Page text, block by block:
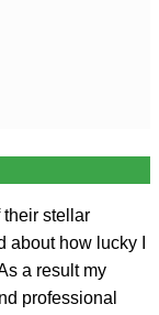
their stellar
how lucky I
a result my
professional